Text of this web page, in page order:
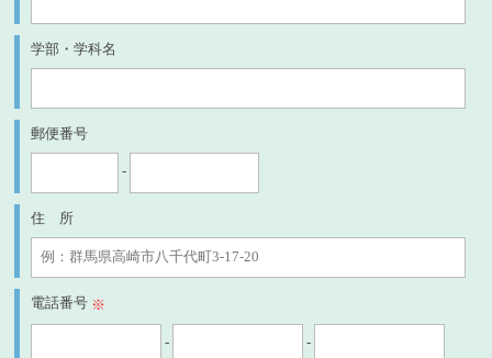
学部・学科名
郵便番号
-
住 所
電話番号 ※
- -